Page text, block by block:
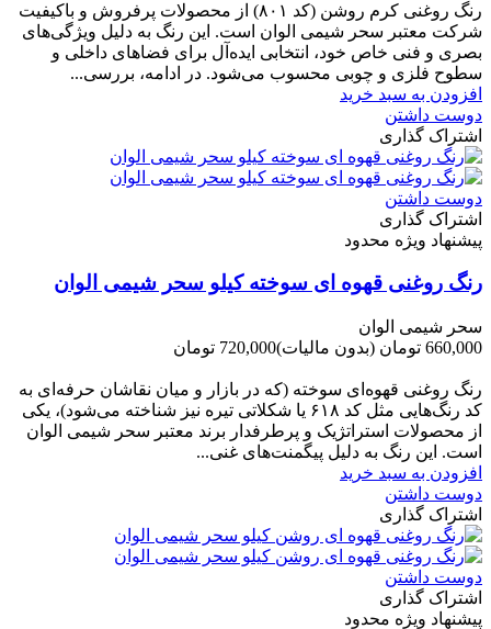
رنگ روغنی کرم روشن (کد ۸۰۱) از محصولات پرفروش و باکیفیت
شرکت‌ معتبر سحر شیمی الوان است. این رنگ به دلیل ویژگی‌های
بصری و فنی خاص خود، انتخابی ایده‌آل برای فضاهای داخلی و
سطوح فلزی و چوبی محسوب می‌شود. در ادامه، بررسی...
افزودن به سبد خرید
دوست داشتن
اشتراک گذاری
دوست داشتن
اشتراک گذاری
پیشنهاد ویژه محدود
رنگ روغنی قهوه ای سوخته کیلو سحر شیمی الوان
سحر شیمی الوان
660,000 تومان
(بدون مالیات)720,000 تومان
رنگ روغنی قهوه‌ای سوخته (که در بازار و میان نقاشان حرفه‌ای به
کد رنگ‌هایی مثل کد ۶۱۸ یا شکلاتی تیره نیز شناخته می‌شود)، یکی
از محصولات استراتژیک و پرطرفدار برند معتبر سحر شیمی الوان
است. این رنگ به دلیل پیگمنت‌های غنی...
افزودن به سبد خرید
دوست داشتن
اشتراک گذاری
دوست داشتن
اشتراک گذاری
پیشنهاد ویژه محدود